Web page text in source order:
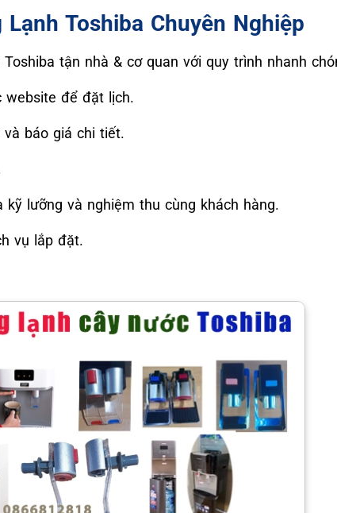
Toshiba Chuyên Nghiệp
tận nhà & cơ quan với quy trình nhanh
website để đặt lịch.
báo giá chi tiết.
lưỡng và nghiệm thu cùng khách hàng.
vụ lắp đặt.